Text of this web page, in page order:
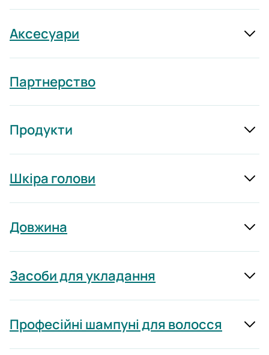
Аксесуари
Партнерство
Продукти
Шкіра голови
Довжина
Засоби для укладання
Професійні шампуні для волосся